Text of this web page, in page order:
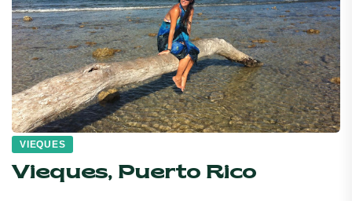
VIEQUES
Vieques, Puerto Rico